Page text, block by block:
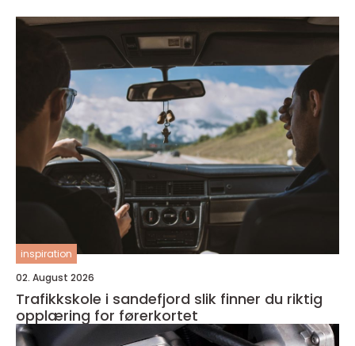
inspiration
02. August 2026
Trafikkskole i sandefjord slik finner du riktig
opplæring for førerkortet